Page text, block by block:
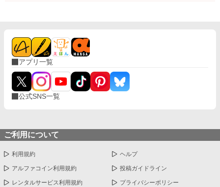
アプリ一覧
公式SNS一覧
ご利用について
利用規約 ヘルプ
アルファコイン利用規約 投稿ガイドライン
レンタルサービス利用規約 プライバシーポリシー